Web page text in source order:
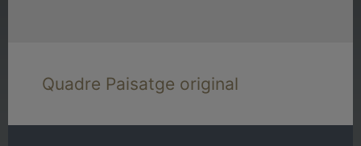
Quadre Paisatge original